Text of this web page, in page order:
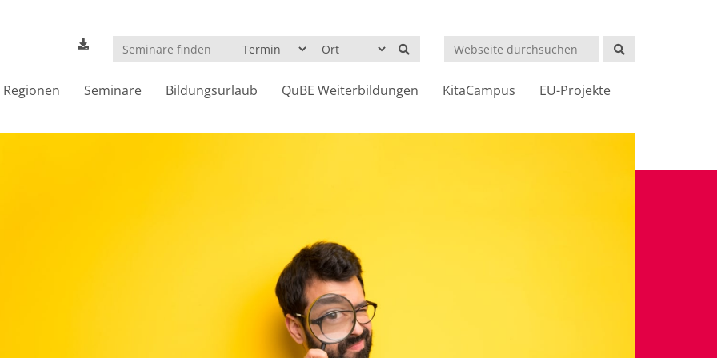
Suchen
Regionen Seminare Bildungsurlaub QuBE Weiterbildungen KitaCampus EU-Projekte